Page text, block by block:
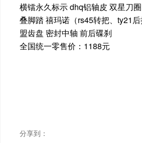
ELECTRIC BIKE
ELECTRIC MOTORCYCLE
横镭永久标示 dhq铝轴皮 双星刀
叠脚踏 禧玛诺（rs45转把、ty21
盟齿盘 密封中轴 前后碟刹
全国统一零售价：1188元
分享到：